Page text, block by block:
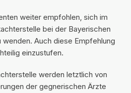
weiter empfohlen, sich im
bei der Bayerischen
Auch diese Empfehlung
einzustufen.
werden letztlich von
der gegnerischen Ärzte